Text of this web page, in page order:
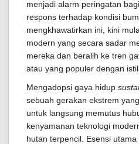
menjadi alarm peringatan
respons terhadap kondisi
mengkhawatirkan ini, kini
modern yang secara sadar
mereka dan beralih ke tren
atau yang populer dengan
Mengadopsi gaya hidup
sebuah gerakan ekstrem
untuk langsung memutus
kenyamanan teknologi
hutan terpencil. Esensi